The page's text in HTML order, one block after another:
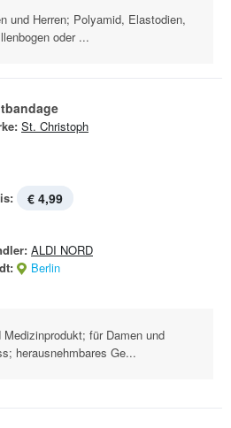
und Herren; Polyamid, Elastodien,
oder ...
St. Christoph
€ 4,99
ALDI NORD
Berlin
für Damen und
herausnehmbares Ge...